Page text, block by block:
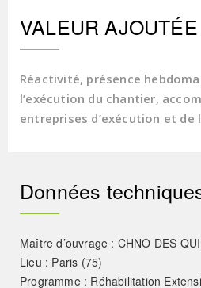
VALEUR AJOUTÉE
Réactivité, présence
l’exécution du chantier,
entreprises d’exécution et de
Données
Maître d’ouvrage : CHNO DES
Lieu : Paris (75)
Programme : Réhabilitation